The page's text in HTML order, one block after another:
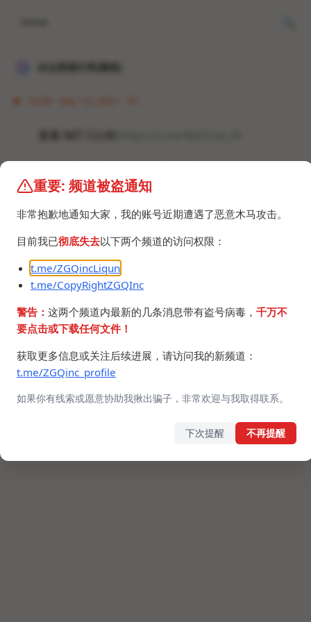
©2024 ZGQ Inc.All rights reserved
重要: 频道被盗通知
非常抱歉地通知大家，我的账号近期遭遇了恶意木马攻击。
目前我已彻底失去以下两个频道的访问权限：
t.me/ZGQincLiqun
t.me/CopyRightZGQInc
警告： 这两个频道内最新的几条消息带有盗号病毒， 千万不
要点击或下载任何文件！
获取更多信息或关注后续进展，请访问我的新频道：
t.me/ZGQinc_profile
如果你有线索或愿意协助我揪出骗子，非常欢迎与我取得联系。
下次提醒 不再提醒